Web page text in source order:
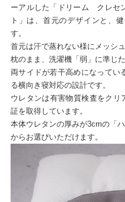
ーアルした「ドリーム クレセ
ト」は、首元のデザインと、
す。
首元は汗で蒸れない様にメッシ
枕のまま、洗濯機「弱」に準じ
両サイドが若干高めになってい
る横向き寝対応の設計です。
ウレタンは有害物質検査をク
証を取得しています。
本体ウレタンの厚みが3cmの「
からお選びいただけます。